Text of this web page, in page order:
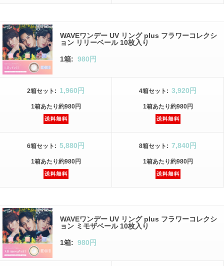
WAVEワンデー UV リング plus フラワーコレクシ
ョン リリーベール 10枚入り
1箱: 980円
2箱セット : 1,960円
1箱あたり約980円
4箱セット : 3,920円
1箱あたり約980円
6箱セット : 5,880円
1箱あたり約980円
8箱セット : 7,840円
1箱あたり約980円
WAVEワンデー UV リング plus フラワーコレクシ
ョン ミモザベール 10枚入り
1箱: 980円